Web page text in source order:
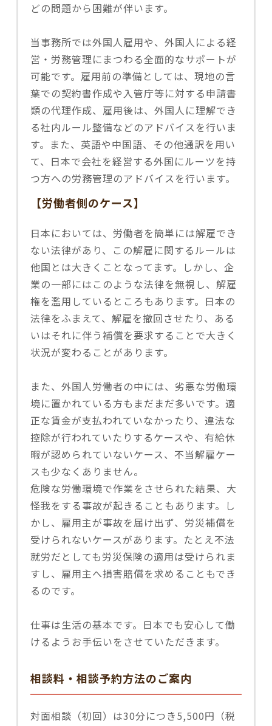
どの問題から困難が伴います。
当事務所では外国人雇用や、外国人による経
営・労務管理にまつわる全面的なサポートが
可能です。雇用前の準備としては、現地の言
葉での契約書作成や入管庁等に対する申請書
類の代理作成、雇用後は、外国人に理解でき
る社内ルール整備などのアドバイスを行いま
す。また、英語や中国語、その他通訳を用い
て、日本で会社を経営する外国にルーツを持
つ方への労務管理のアドバイスを行います。
【労働者側のケース】
日本においては、労働者を簡単には解雇でき
ない法律があり、この解雇に関するルールは
他国とは大きくことなってます。しかし、企
業の一部にはこのような法律を無視し、解雇
権を濫用しているところもあります。日本の
法律をふまえて、解雇を撤回させたり、ある
いはそれに伴う補償を要求することで大きく
状況が変わることがあります。
また、外国人労働者の中には、劣悪な労働環
境に置かれている方もまだまだ多いです。適
正な賃金が支払われていなかったり、違法な
控除が行われていたりするケースや、有給休
暇が認められていないケース、不当解雇ケー
スも少なくありません。
危険な労働環境で作業をさせられた結果、大
怪我をする事故が起きることもあります。し
かし、雇用主が事故を届け出ず、労災補償を
受けられないケースがあります。たとえ不法
就労だとしても労災保険の適用は受けられま
すし、雇用主へ損害賠償を求めることもでき
るのです。
仕事は生活の基本です。日本でも安心して働
けるようお手伝いをさせていただきます。
相談料・相談予約方法のご案内
対面相談（初回）は30分につき5,500円（税